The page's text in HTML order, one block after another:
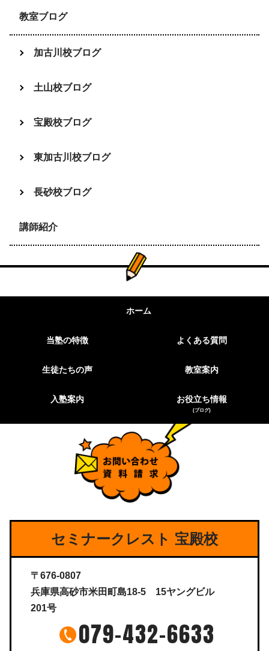
教室ブログ
加古川校ブログ
土山校ブログ
宝殿校ブログ
東加古川校ブログ
長砂校ブログ
講師紹介
ホーム
当塾の特徴 よくある質問
生徒たちの声 教室案内
入塾案内 お役立ち情報
(ブログ)
セミナークレスト 宝殿校
〒676-0807
兵庫県高砂市米田町島18-5 15ヤングビル
201号
079-432-6633